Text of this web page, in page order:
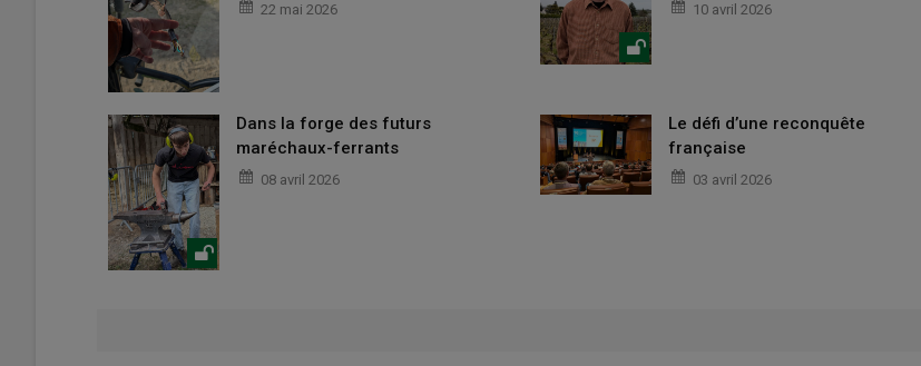
22 mai 2026 10 avril 2026
Dans la forge des futurs
maréchaux-ferrants
08 avril 2026
Le défi d’une reconquête
française
03 avril 2026